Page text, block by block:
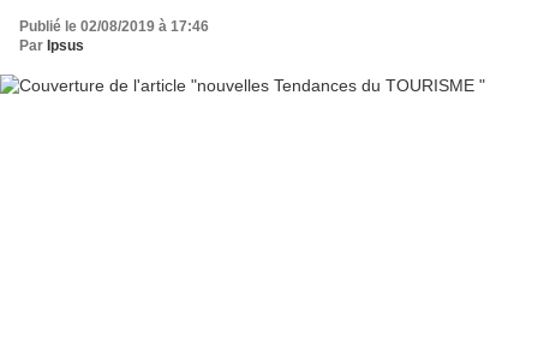
Publié le 02/08/2019 à 17:46
Par Ipsus